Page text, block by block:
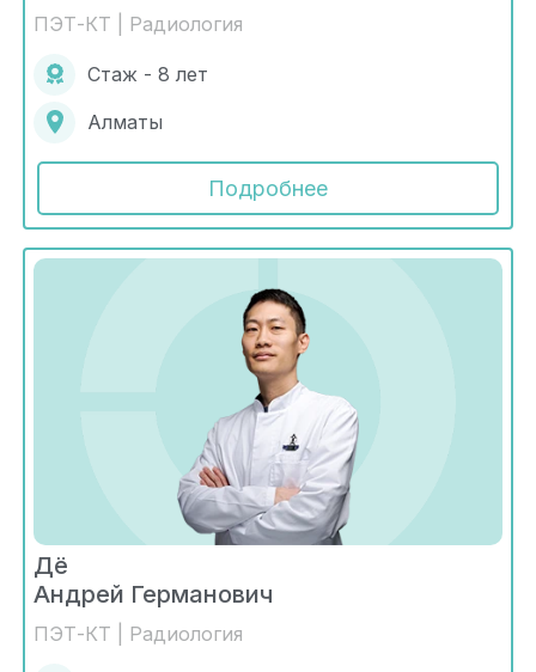
ПЭТ-КТ | Радиология
Стаж - 8 лет
Алматы
Подробнее
Дё
Андрей Германович
ПЭТ-КТ | Радиология